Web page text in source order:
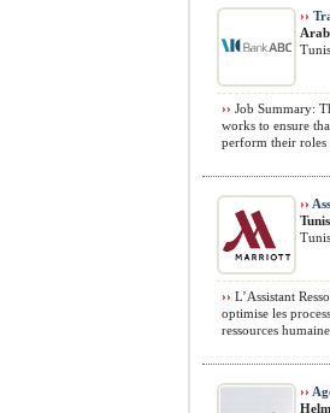
››
›› Job Summary:
works to ensure
perform their
››
›› L’Assistant
optimise les
ressources
››